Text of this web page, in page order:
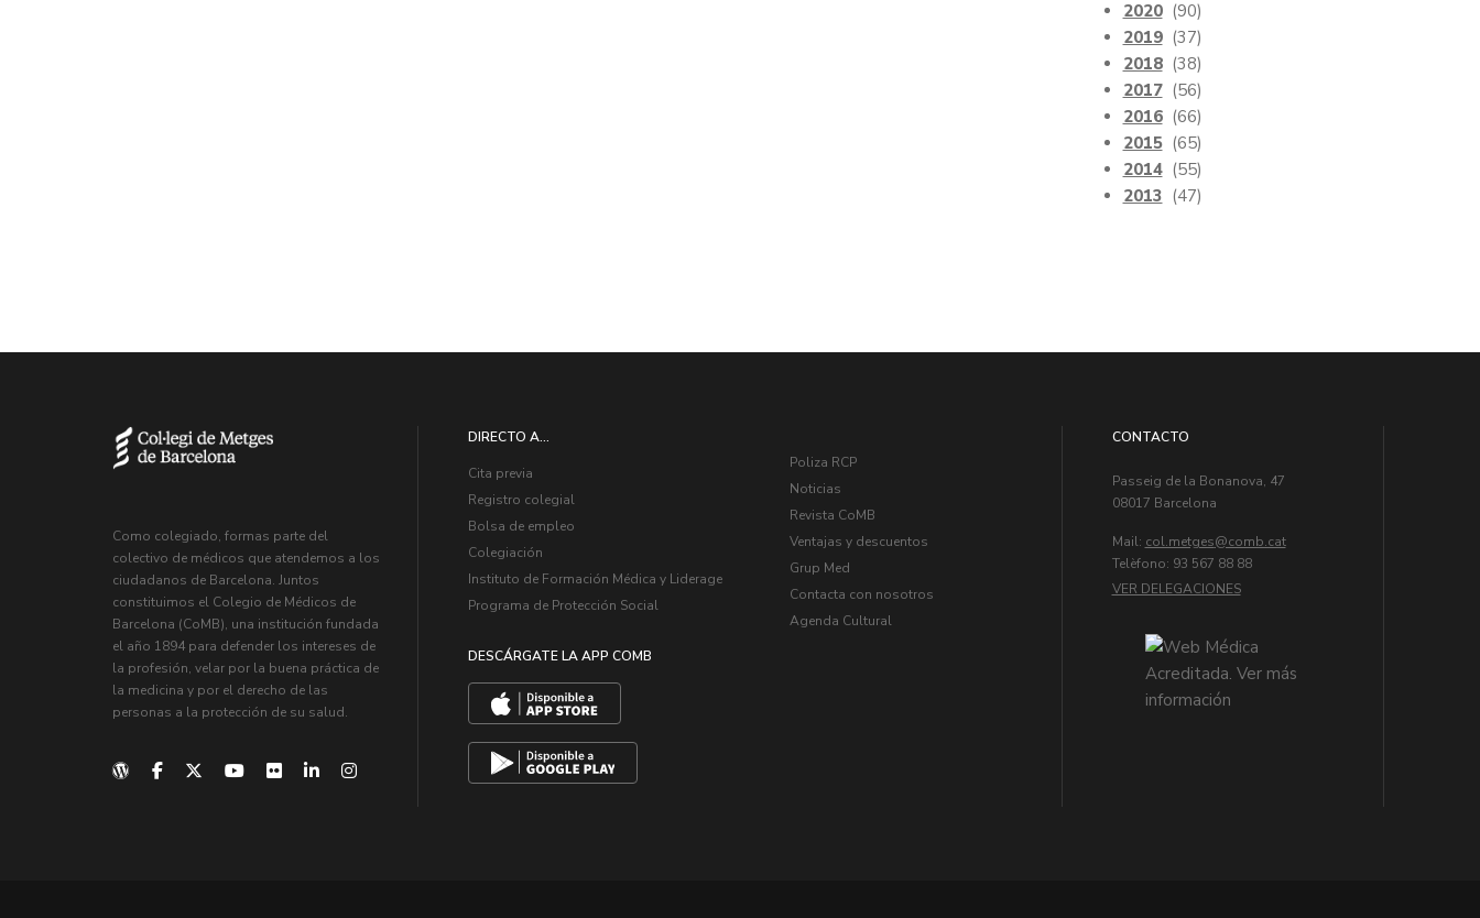
2020 (90)
2019 (37)
2018 (38)
2017 (56)
2016 (66)
2015 (65)
2014 (55)
2013 (47)
Como colegiado, formas parte del
colectivo de médicos que atendemos a los
ciudadanos de Barcelona. Juntos
constituimos el Colegio de Médicos de
Barcelona (CoMB), una institución fundada
el año 1894 para defender los intereses de
la profesión, velar por la buena práctica de
la medicina y por el derecho de las
personas a la protección de su salud.
DIRECTO A...
Cita previa
Registro colegial
Bolsa de empleo
Colegiación
Instituto de Formación Médica y Liderage
Programa de Protección Social
DESCÁRGATE LA APP COMB
Poliza RCP
Noticias
Revista CoMB
Ventajas y descuentos
Grup Med
Contacta con nosotros
Agenda Cultural
CONTACTO
Passeig de la Bonanova, 47
08017 Barcelona
Mail: col.metges
Telèfono: 93 567 88 88
VER DELEGACIONES